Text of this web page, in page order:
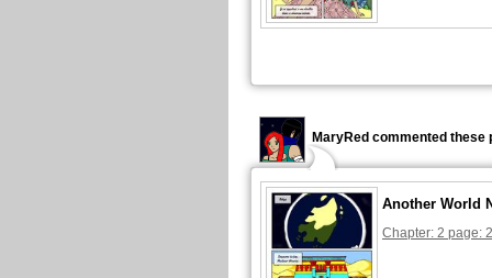
MaryRed commented these
Another World
Chapter: 2 page: 2